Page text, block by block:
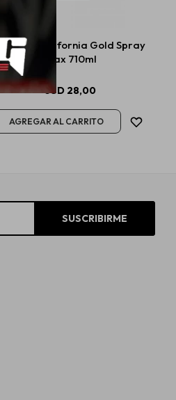
Mothers California Gold Spray
Wax 710ml
USD 28,00
SUSCRIBIRME